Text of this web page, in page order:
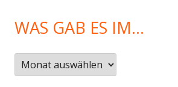
WAS GAB ES IM…
Was
gab